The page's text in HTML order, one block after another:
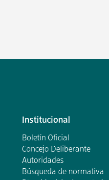
Institucional
Boletín Oficial
Concejo Deliberante
Autoridades
Búsqueda de normativa